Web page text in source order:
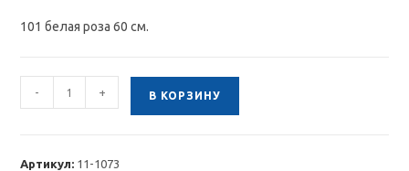
101 белая роза 60 см.
Количество
товара
- + В КОРЗИНУ
Артикул: 11-1073